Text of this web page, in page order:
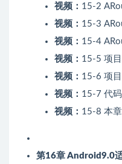
视频： 15-2
视频： 15-3
视频： 15-4
视频： 15-5 项
视频： 15-6 项
视频： 15-7 代
视频： 15-8 本
第16章 Android9.0